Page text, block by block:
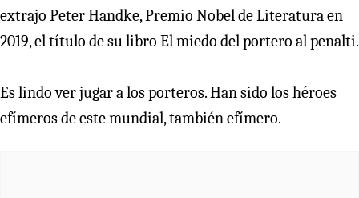
extrajo Peter Handke, Premio Nobel de Literatura en
2019, el título de su libro El miedo del portero al penalti.
Es lindo ver jugar a los porteros. Han sido los héroes
efímeros de este mundial, también efímero.